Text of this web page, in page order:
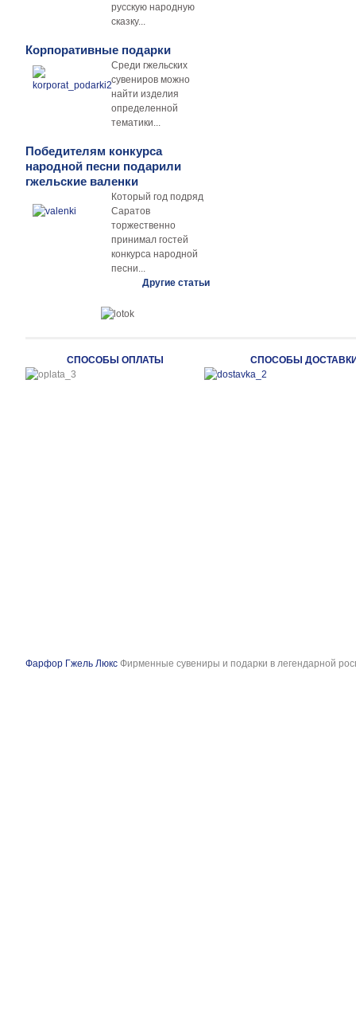
русскую народную
сказку...
Корпоративные подарки
Среди гжельских
сувениров можно
найти изделия
определенной
тематики...
Победителям конкурса
народной песни подарили
гжельские валенки
Который год подряд
Саратов
торжественно
принимал гостей
конкурса народной
песни...
Другие статьи
СПОСОБЫ ОПЛАТЫ СПОСОБЫ
Фарфор Гжель Люкс Фирменные сувениры и подарки в легендарной